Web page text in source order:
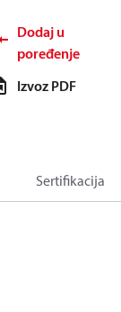
Dodaj u
poređenje
Izvoz PDF
Sertifikacija